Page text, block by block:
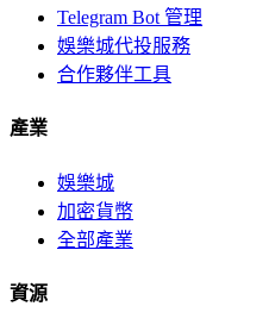
Telegram Bot 管理
娛樂城代投服務
合作夥伴工具
產業
娛樂城
加密貨幣
全部產業
資源